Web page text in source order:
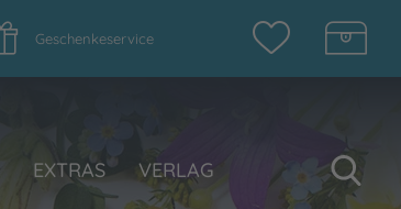
Geschenkeservice
EXTRAS VERLAG